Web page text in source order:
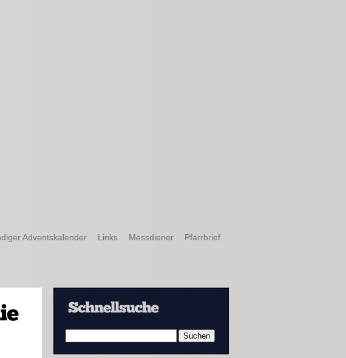
Adventskalender Links Messdiener Pfarrbrief